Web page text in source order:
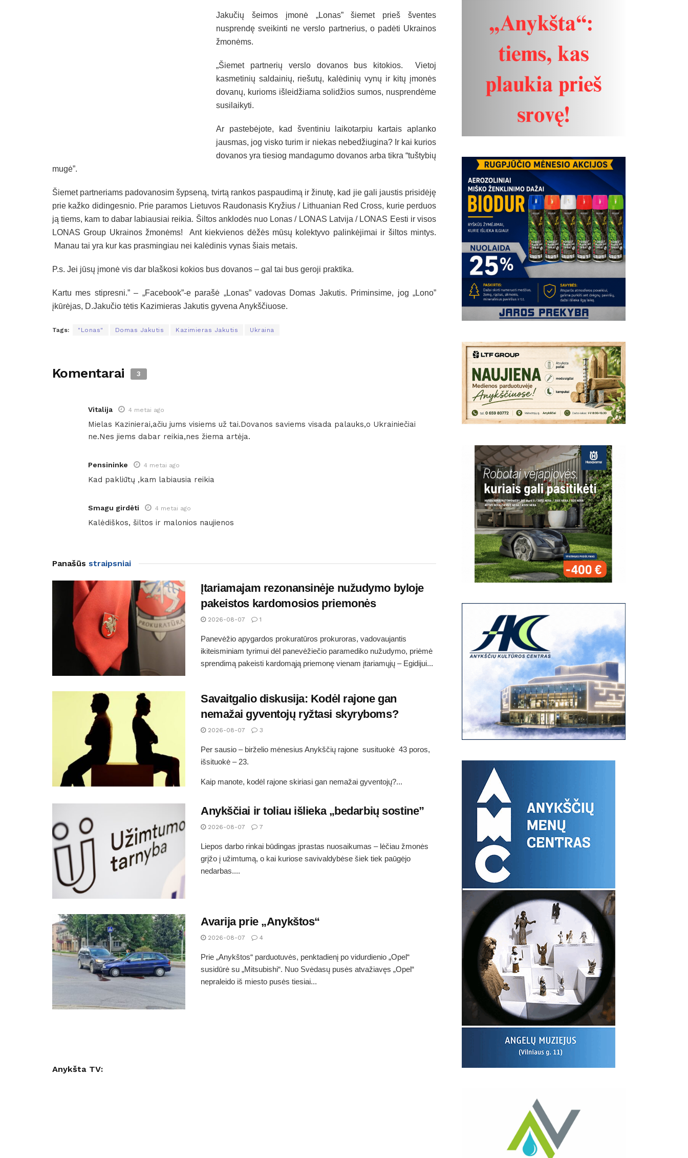
Jakučių šeimos įmonė „Lonas” šiemet prieš šventes
nusprendę sveikinti ne verslo partnerius, o padėti Ukrainos
žmonėms.
„Šiemet partnerių verslo dovanos bus kitokios. Vietoj
kasmetinių saldainių, riešutų, kalėdinių vynų ir kitų įmonės
dovanų, kurioms išleidžiama solidžios sumos, nusprendėme
susilaikyti.
Ar pastebėjote, kad šventiniu laikotarpiu kartais aplanko
jausmas, jog visko turim ir niekas nebedžiugina? Ir kai kurios
dovanos yra tiesiog mandagumo dovanos arba tikra “tuštybių
mugė”.
Šiemet partneriams padovanosim šypseną, tvirtą rankos paspaudimą ir žinutę, kad jie gali jaustis prisidėję
prie kažko didingesnio. Prie paramos Lietuvos Raudonasis Kryžius / Lithuanian Red Cross, kurie perduos
ją tiems, kam to dabar labiausiai reikia. Šiltos anklodės nuo Lonas / LONAS Latvija / LONAS Eesti ir visos
LONAS Group Ukrainos žmonėms! Ant kiekvienos dėžės mūsų kolektyvo palinkėjimai ir šiltos mintys.
Manau tai yra kur kas prasmingiau nei kalėdinis vynas šiais metais.
P.s. Jei jūsų įmonė vis dar blaškosi kokios bus dovanos – gal tai bus geroji praktika.
Kartu mes stipresni.” – „Facebook”-e parašė „Lonas” vadovas Domas Jakutis. Priminsime, jog „Lono”
įkūrėjas, D.Jakučio tėtis Kazimieras Jakutis gyvena Anykščiuose.
Tags: "Lonas" Domas Jakutis Kazimieras Jakutis Ukraina
Komentarai 3
Vitalija 4 metai ago
Mielas Kazinierai,ačiu jums visiems už tai.Dovanos saviems visada palauks,o Ukrainiečiai
ne.Nes jiems dabar reikia,nes žiema artėja.
Pensininke 4 metai ago
Kad pakliūtų ,kam labiausia reikia
Smagu girdėti 4 metai ago
Kalėdiškos, šiltos ir malonios naujienos
Panašūs straipsniai
Įtariamajam rezonansinėje nužudymo byloje
pakeistos kardomosios priemonės
2026-08-07 1
Panevėžio apygardos prokuratūros prokuroras, vadovaujantis
ikiteisminiam tyrimui dėl panevėžiečio paramediko nužudymo, priėmė
sprendimą pakeisti kardomąją priemonę vienam įtariamųjų – Egidijui...
Savaitgalio diskusija: Kodėl rajone gan
nemažai gyventojų ryžtasi skyryboms?
2026-08-07 3
Per sausio – birželio mėnesius Anykščių rajone susituokė 43 poros,
išsituokė – 23.
Kaip manote, kodėl rajone skiriasi gan nemažai gyventojų?...
Anykščiai ir toliau išlieka „bedarbių sostine”
2026-08-07 7
Liepos darbo rinkai būdingas įprastas nuosaikumas – lėčiau žmonės
grįžo į užimtumą, o kai kuriose savivaldybėse šiek tiek paūgėjo
nedarbas....
Avarija prie „Anykštos“
2026-08-07 4
Prie „Anykštos“ parduotuvės, penktadienį po vidurdienio „Opel“
susidūrė su „Mitsubishi“. Nuo Svėdasų pusės atvažiavęs „Opel“
nepraleido iš miesto pusės tiesiai...
Anykšta TV: